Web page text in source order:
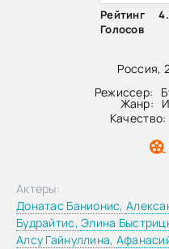
Россия,
Режиссер:
Жанр:
Качество:
Рейтинг
Голосов
Актеры:
Донатас Банионис,
Будрайтис,Элина
Алсу Гайнуллина,